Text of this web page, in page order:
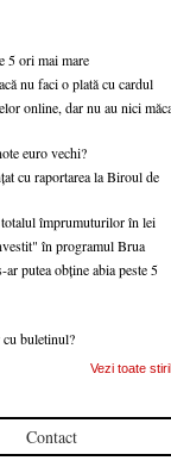
5 ori mai mare
nu faci o plată cu cardul
online, dar nu au nici
euro vechi?
cu raportarea la Biroul de
împrumuturilor în lei
în programul Brua
putea obține abia peste 5
cu buletinul?
Vezi toate
Contact